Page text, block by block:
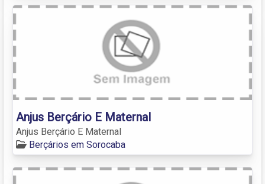
Anjus Berçário E Maternal
Anjus Berçário E Maternal
Berçários em Sorocaba